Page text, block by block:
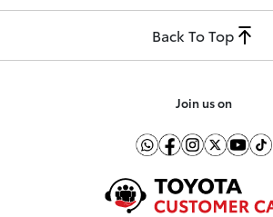
Back To Top
Join us on